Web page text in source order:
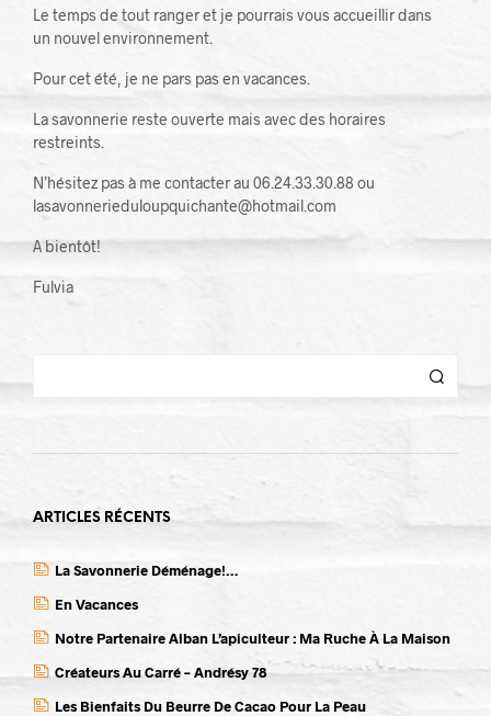
Le temps de tout ranger et je pourrais vous accueillir dans
un nouvel environnement.
Pour cet été, je ne pars pas en vacances.
La savonnerie reste ouverte mais avec des horaires
restreints.
N’hésitez pas à me contacter au 06.24.33.30.88 ou
lasavonnerieduloupquichante@hotmail.com
A bientôt!
Fulvia
ARTICLES RÉCENTS
La Savonnerie Déménage!…
En Vacances
Notre Partenaire Alban L’apiculteur : Ma Ruche À La Maison
Créateurs Au Carré – Andrésy 78
Les Bienfaits Du Beurre De Cacao Pour La Peau